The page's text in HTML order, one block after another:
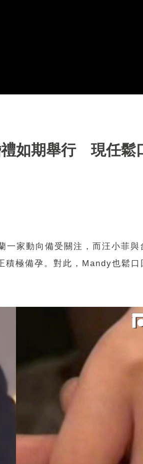
如期舉行 現任鬆
家動向備受關注，而汪小菲
極備孕。對此，Mandy也鬆